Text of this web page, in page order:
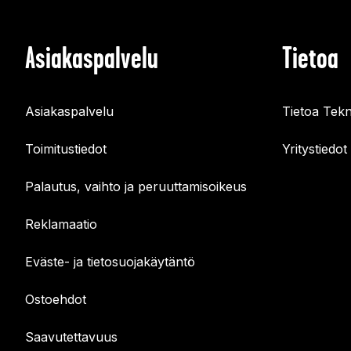
Asiakaspalvelu
Asiakaspalvelu
Toimitustiedot
Palautus, vaihto ja peruuttamisoikeus
Reklamaatio
Eväste- ja tietosuojakäytäntö
Ostoehdot
Saavutettavuus
Tietoa
Tietoa
Yritystiedot